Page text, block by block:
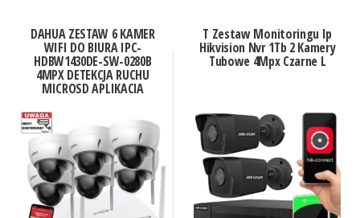
DAHUA ZESTAW 6 KAMER
WIFI DO BIURA IPC-
HDBW1430DE-SW-0280B
4MPX DETEKCJA RUCHU
MICROSD APLIKACJA
T Zestaw Monitoringu Ip
Hikvision Nvr 1Tb 2 Kamery
Tubowe 4Mpx Czarne L